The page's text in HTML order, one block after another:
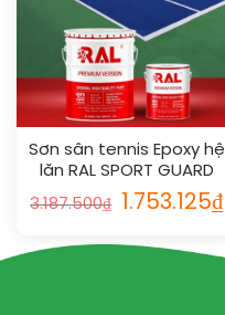
Sơn sân tennis Epoxy hệ
lăn RAL SPORT GUARD
1017
3.187.500₫ 1.753.125₫